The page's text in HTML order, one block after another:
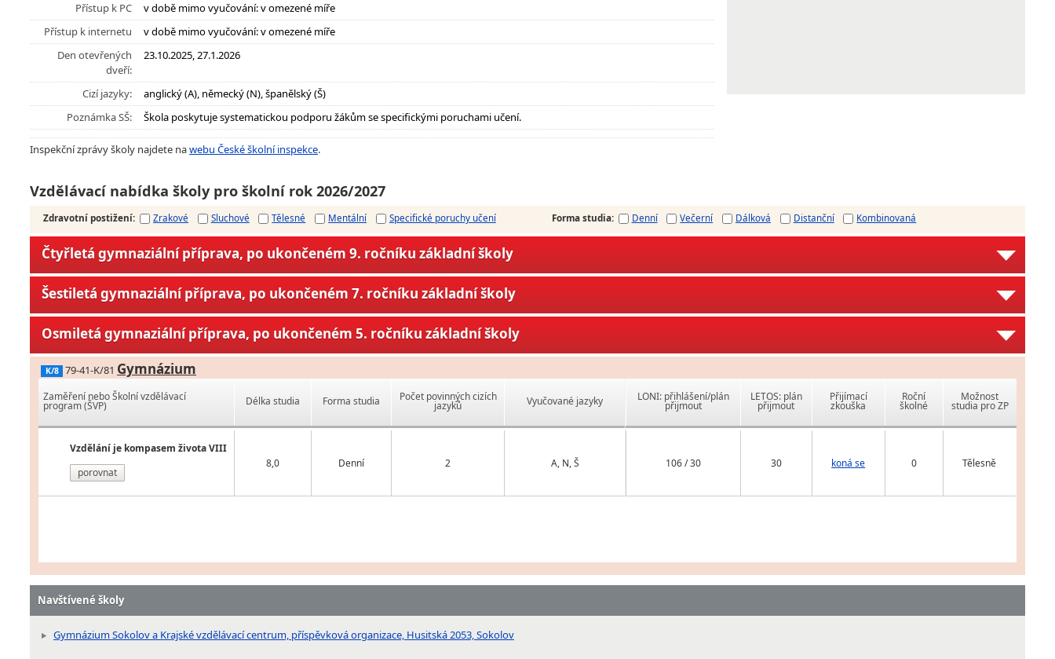
Přístup k PC
v době mimo vyučování: v omezené míře
Přístup k internetu
v době mimo vyučování: v omezené míře
Den otevřených
dveří:
23.10.2025, 27.1.2026
Cizí jazyky:
anglický (A), německý (N), španělský (Š)
Poznámka SŠ:
Škola poskytuje systematickou podporu žákům se specifickými poruchami učení.
Inspekční zprávy školy najdete nawebu České školní inspekce.
Vzdělávací nabídka školy pro školní rok 2026/2027
Zdravotní postižení: Zrakové Sluchové Tělesné Mentální Specifické poruchy učení Forma studia: Denní Večerní Dálková Distanční Kombinovaná
Čtyřletá gymnaziální příprava, po ukončeném 9. ročníku základní školy
Šestiletá gymnaziální příprava, po ukončeném 7. ročníku základní školy
Osmiletá gymnaziální příprava, po ukončeném 5. ročníku základní školy
K/8 79-41-K/81 Gymnázium
Zaměření nebo Školní vzdělávací
program (ŠVP)
Vzdělání je kompasem života VIII
porovnat
Délka studia Forma studia Počet povinných cizích
jazyků Vyučované jazyky
8,0 Denní 2 A, N, Š
LONI: přihlášení/plán
přijmout
LETOS: plán
přijmout
Přijímací
zkouška
Roční
školné
Možnost
studia pro ZP
106 / 30 30 koná se 0 Tělesně
Navštívené školy
Gymnázium Sokolov a Krajské vzdělávací centrum, příspěvková organizace, Husitská 2053, Sokolov